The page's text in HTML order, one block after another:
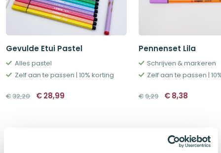
Gevulde Etui Pastel
Alles pastel
Zelf aan te passen | 10% korting
€32,20 Oorspronkelijke
prijs
€28,99
Pennenset Lila
Schrijven & markeren
Zelf aan te passen |
€9,29 prijs
€8,38